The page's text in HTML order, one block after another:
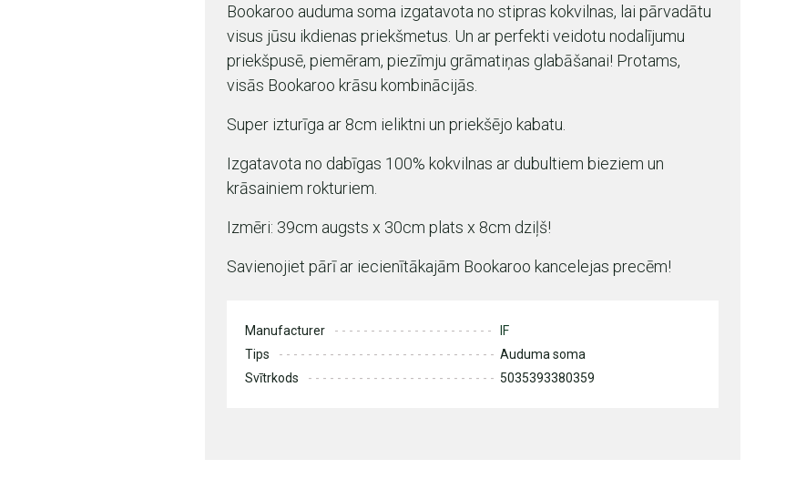
Bookaroo auduma soma izgatavota no stipras kokvilnas, lai pārvadātu
visus jūsu ikdienas priekšmetus. Un ar perfekti veidotu nodalījumu
priekšpusē, piemēram, piezīmju grāmatiņas glabāšanai! Protams,
visās Bookaroo krāsu kombinācijās.
Super izturīga ar 8cm ieliktni un priekšējo kabatu.
Izgatavota no dabīgas 100% kokvilnas ar dubultiem bieziem un
krāsainiem rokturiem.
Izmēri: 39cm augsts x 30cm plats x 8cm dziļš!
Savienojiet pārī ar iecienītākajām Bookaroo kancelejas precēm!
Manufacturer
IF
Tips
Auduma soma
Svītrkods
5035393380359